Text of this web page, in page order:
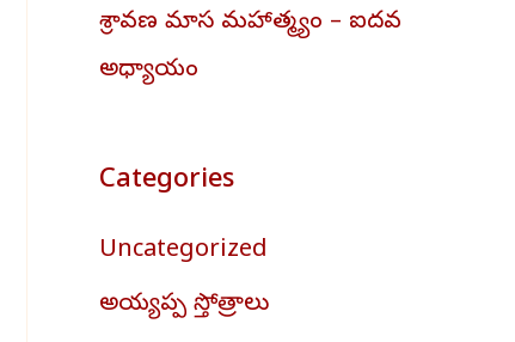
శ్రావణ మాస మహాత్మ్యం – ఐదవ
అధ్యాయం
Categories
Uncategorized
అయ్యప్ప స్తోత్రాలు